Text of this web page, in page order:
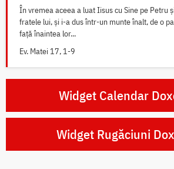
În vremea aceea a luat Iisus cu Sine pe Petru
fratele lui, și i-a dus într-un munte înalt, de o
față înaintea lor...
Ev. Matei 17, 1-9
Widget Calendar
Widget Rugăciuni